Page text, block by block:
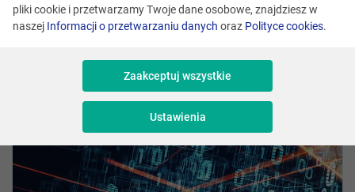
Magdalena Bryja
Skomentuj
pliki cookie i przetwarzamy Twoje dane osobowe, znajdziesz w
naszej Informacji o przetwarzaniu danych oraz Polityce cookies.
Zaakceptuj wszystkie
Ustawienia